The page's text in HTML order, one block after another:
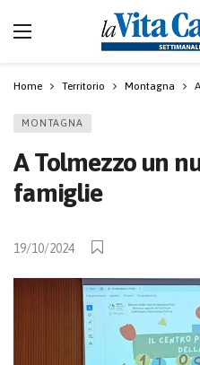
Home Territorio Montagna
MONTAGNA
A Tolmezzo un
famiglie
19/10/2024